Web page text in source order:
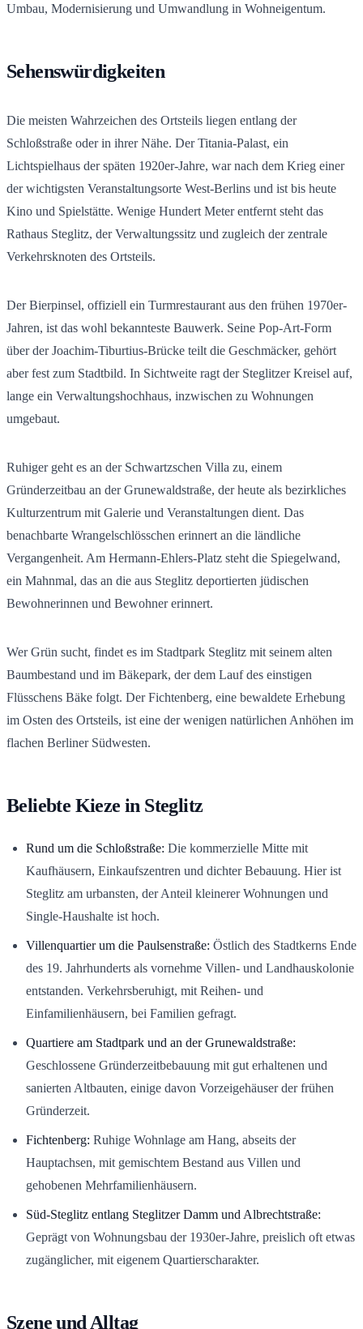
Umbau, Modernisierung und Umwandlung in Wohneigentum.
Sehenswürdigkeiten
Die meisten Wahrzeichen des Ortsteils liegen entlang der
Schloßstraße oder in ihrer Nähe. Der Titania-Palast, ein
Lichtspielhaus der späten 1920er-Jahre, war nach dem Krieg einer
der wichtigsten Veranstaltungsorte West-Berlins und ist bis heute
Kino und Spielstätte. Wenige Hundert Meter entfernt steht das
Rathaus Steglitz, der Verwaltungssitz und zugleich der zentrale
Verkehrsknoten des Ortsteils.
Der Bierpinsel, offiziell ein Turmrestaurant aus den frühen 1970er-
Jahren, ist das wohl bekannteste Bauwerk. Seine Pop-Art-Form
über der Joachim-Tiburtius-Brücke teilt die Geschmäcker, gehört
aber fest zum Stadtbild. In Sichtweite ragt der Steglitzer Kreisel auf,
lange ein Verwaltungshochhaus, inzwischen zu Wohnungen
umgebaut.
Ruhiger geht es an der Schwartzschen Villa zu, einem
Gründerzeitbau an der Grunewaldstraße, der heute als bezirkliches
Kulturzentrum mit Galerie und Veranstaltungen dient. Das
benachbarte Wrangelschlösschen erinnert an die ländliche
Vergangenheit. Am Hermann-Ehlers-Platz steht die Spiegelwand,
ein Mahnmal, das an die aus Steglitz deportierten jüdischen
Bewohnerinnen und Bewohner erinnert.
Wer Grün sucht, findet es im Stadtpark Steglitz mit seinem alten
Baumbestand und im Bäkepark, der dem Lauf des einstigen
Flüsschens Bäke folgt. Der Fichtenberg, eine bewaldete Erhebung
im Osten des Ortsteils, ist eine der wenigen natürlichen Anhöhen im
flachen Berliner Südwesten.
Beliebte Kieze in Steglitz
Rund um die Schloßstraße: Die kommerzielle Mitte mit
Kaufhäusern, Einkaufszentren und dichter Bebauung. Hier ist
Steglitz am urbansten, der Anteil kleinerer Wohnungen und
Single-Haushalte ist hoch.
Villenquartier um die Paulsenstraße: Östlich des Stadtkerns Ende
des 19. Jahrhunderts als vornehme Villen- und Landhauskolonie
entstanden. Verkehrsberuhigt, mit Reihen- und
Einfamilienhäusern, bei Familien gefragt.
Quartiere am Stadtpark und an der Grunewaldstraße:
Geschlossene Gründerzeitbebauung mit gut erhaltenen und
sanierten Altbauten, einige davon Vorzeigehäuser der frühen
Gründerzeit.
Fichtenberg: Ruhige Wohnlage am Hang, abseits der
Hauptachsen, mit gemischtem Bestand aus Villen und
gehobenen Mehrfamilienhäusern.
Süd-Steglitz entlang Steglitzer Damm und Albrechtstraße:
Geprägt von Wohnungsbau der 1930er-Jahre, preislich oft etwas
zugänglicher, mit eigenem Quartierscharakter.
Szene und Alltag